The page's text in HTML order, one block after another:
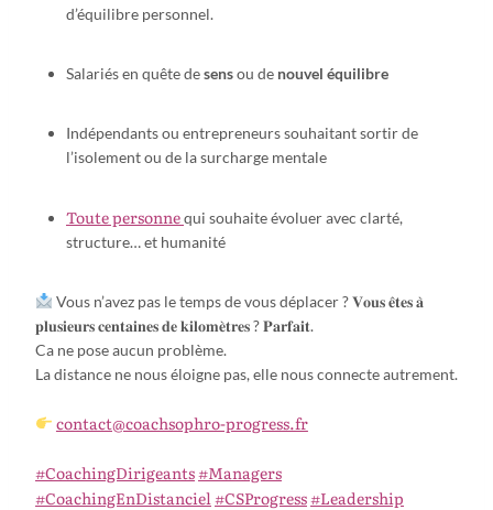
d’équilibre personnel.
Salariés en quête desensou de nouvel équilibre
Indépendants ou entrepreneurs souhaitant sortir de
l’isolement ou de la surcharge mentale
Toute personnequi souhaite évoluer avec clarté,
structure… et humanité
Vous n’avez pas le temps de vous déplacer ? 𝐕𝐨𝐮𝐬 𝐞̂𝐭𝐞𝐬 𝐚̀
𝐩𝐥𝐮𝐬𝐢𝐞𝐮𝐫𝐬 𝐜𝐞𝐧𝐭𝐚𝐢𝐧𝐞𝐬 𝐝𝐞 𝐤𝐢𝐥𝐨𝐦𝐞̀𝐭𝐫𝐞𝐬 ? 𝐏𝐚𝐫𝐟𝐚𝐢𝐭.
Ca ne pose aucun problème.
La distance ne nous éloigne pas, elle nous connecte autrement.
contact@coachsophro-progress.fr
#CoachingDirigeants#Managers
#CoachingEnDistanciel #CSProgress#Leadership